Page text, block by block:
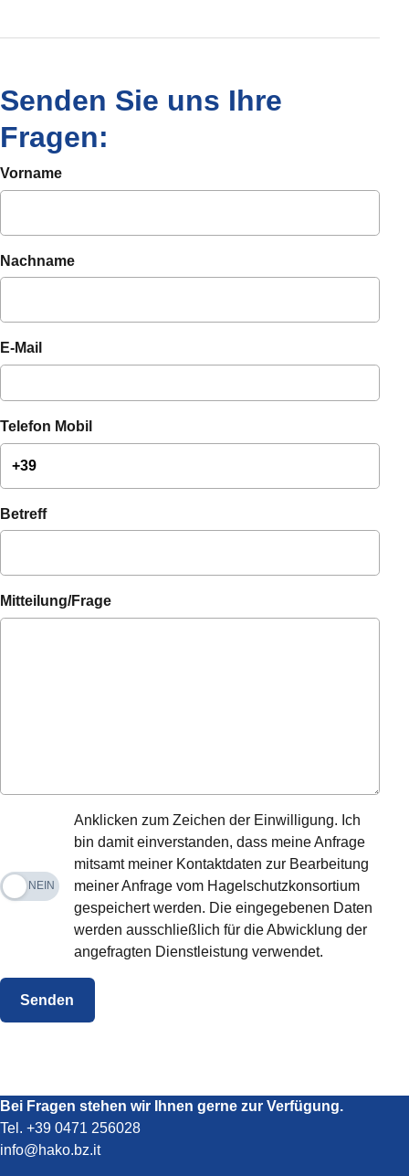
Senden Sie uns Ihre
Fragen:
Vorname
Nachname
E-Mail
Telefon Mobil
Betreff
Mitteilung/Frage
NEIN
Anklicken zum Zeichen der Einwilligung. Ich
bin damit einverstanden, dass meine Anfrage
mitsamt meiner Kontaktdaten zur Bearbeitung
meiner Anfrage vom Hagelschutzkonsortium
gespeichert werden. Die eingegebenen Daten
werden ausschließlich für die Abwicklung der
angefragten Dienstleistung verwendet.
Senden
Bei Fragen stehen wir Ihnen gerne zur Verfügung.
Tel. +39 0471 256028
info@hako.bz.it